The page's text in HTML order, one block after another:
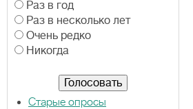
а
р
и
а
Раз в год
Раз в несколько лет
Очень редко
Никогда
Старые опросы